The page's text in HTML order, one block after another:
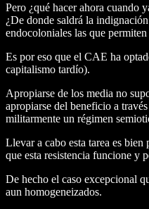
Pero ¿qué hacer ahora cuando
¿De donde saldrá la
endocoloniales las que
Es por eso que el CAE ha
capitalismo tardío).
Apropiarse de los media no
apropiarse del beneficio a
militarmente un régimen
Llevar a cabo esta tarea es
que esta resistencia funcione y
De hecho el caso excepcional
aun homogeneizados.